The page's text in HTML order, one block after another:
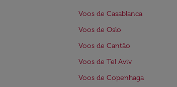
Voos de Casablanca
Voos de Oslo
Voos de Cantão
Voos de Tel Aviv
Voos de Copenhaga